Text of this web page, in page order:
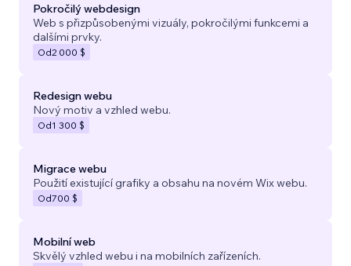
Pokročilý webdesign
Web s přizpůsobenými vizuály, pokročilými funkcemi a
dalšími prvky.
Od2 000 $
Redesign webu
Nový motiv a vzhled webu.
Od1 300 $
Migrace webu
Použití existující grafiky a obsahu na novém Wix webu.
Od700 $
Mobilní web
Skvělý vzhled webu i na mobilních zařízeních.